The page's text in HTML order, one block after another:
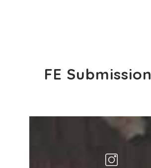
FE Submission